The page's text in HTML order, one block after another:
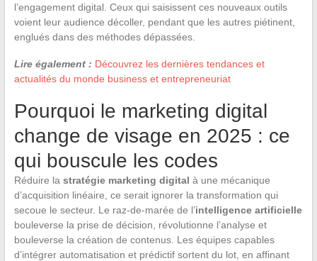
l’engagement digital. Ceux qui saisissent ces nouveaux outils
voient leur audience décoller, pendant que les autres piétinent,
englués dans des méthodes dépassées.
Lire également : Découvrez les dernières tendances et
actualités du monde business et entrepreneuriat
Pourquoi le marketing digital
change de visage en 2025 : ce
qui bouscule les codes
Réduire la stratégie marketing digital à une mécanique
d’acquisition linéaire, ce serait ignorer la transformation qui
secoue le secteur. Le raz-de-marée de l’intelligence artificielle
bouleverse la prise de décision, révolutionne l’analyse et
bouleverse la création de contenus. Les équipes capables
d’intégrer automatisation et prédictif sortent du lot, en affinant